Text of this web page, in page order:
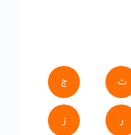
ت ج
ر ز